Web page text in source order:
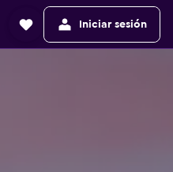
Iniciar sesión